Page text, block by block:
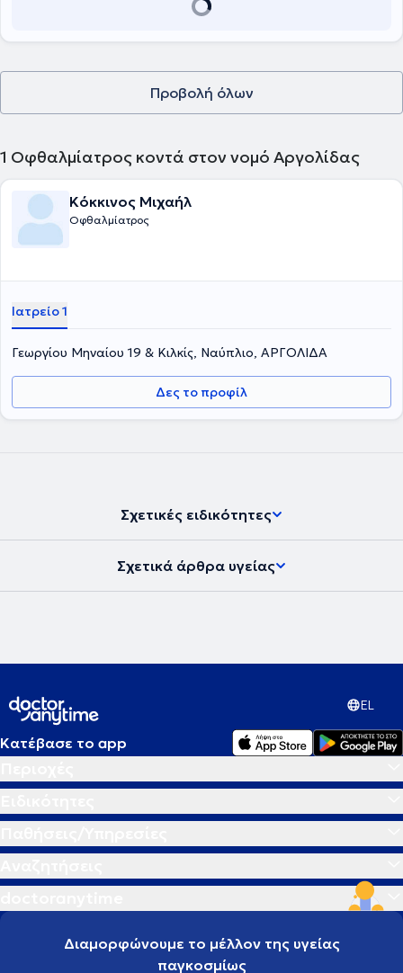
Προβολή όλων
1 Οφθαλμίατρος κοντά στον νομό Αργολίδας
Κόκκινος Μιχαήλ
Οφθαλμίατρος
Ιατρείο 1
Γεωργίου Μηναίου 19 & Κιλκίς, Ναύπλιο, ΑΡΓΟΛΙΔΑ
Δες το προφίλ
Σχετικές ειδικότητες
Σχετικά άρθρα υγείας
EL
Κατέβασε το app
Διαμορφώνουμε το μέλλον της υγείας
παγκοσμίως